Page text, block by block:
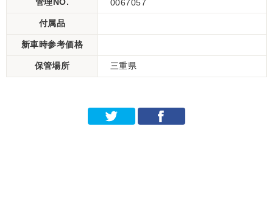
0067057
付属品
新車時参考価格
保管場所 三重県